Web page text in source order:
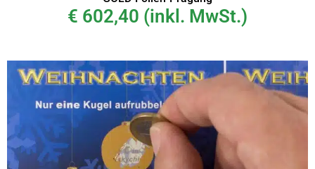
€ 602,40 (inkl. MwSt.)